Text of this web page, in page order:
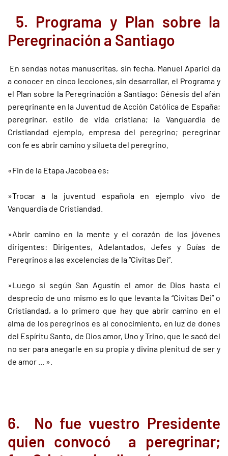
5. Programa y Plan sobre la
Peregrinación a Santiago
En sendas notas manuscritas, sin fecha, Manuel Aparici da
a conocer en cinco lecciones, sin desarrollar, el Programa y
el Plan sobre la Peregrinación a Santiago: Génesis del afán
peregrinante en la Juventud de Acción Católica de España;
peregrinar, estilo de vida cristiana; la Vanguardia de
Cristiandad ejemplo, empresa del peregrino; peregrinar
con fe es abrir camino y silueta del peregrino.
«Fin de la Etapa Jacobea es:
»Trocar a la juventud española en ejemplo vivo de
Vanguardia de Cristiandad.
»Abrir camino en la mente y el corazón de los jóvenes
dirigentes: Dirigentes, Adelantados, Jefes y Guías de
Peregrinos a las excelencias de la “Civitas Dei”.
»Luego si según San Agustín el amor de Dios hasta el
desprecio de uno mismo es lo que levanta la “Civitas Dei” o
Cristiandad, a lo primero que hay que abrir camino en el
alma de los peregrinos es al conocimiento, en luz de dones
del Espíritu Santo, de Dios amor, Uno y Trino, que le sacó del
no ser para anegarle en su propia y divina plenitud de ser y
de amor ... ».
6. No fue vuestro Presidente
quien convocó a peregrinar;